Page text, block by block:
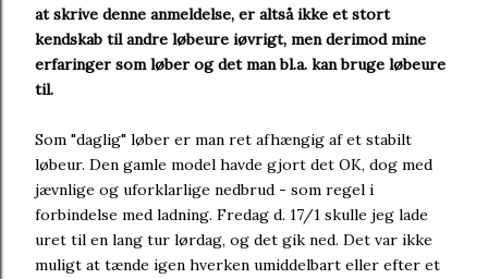
at skrive denne anmeldelse, er altså ikke et stort
kendskab til andre løbeure iøvrigt, men derimod mine
erfaringer som løber og det man bl.a. kan bruge løbeure
til.
Som "daglig" løber er man ret afhængig af et stabilt
løbeur. Den gamle model havde gjort det OK, dog med
jævnlige og uforklarlige nedbrud - som regel i
forbindelse med ladning. Fredag d. 17/1 skulle jeg lade
uret til en lang tur lørdag, og det gik ned. Det var ikke
muligt at tænde igen hverken umiddelbart eller efter et